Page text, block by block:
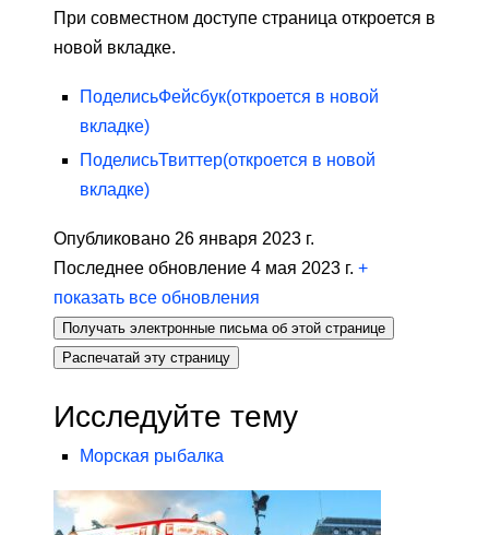
При совместном доступе страница откроется в
новой вкладке.
ПоделисьФейсбук(откроется в новой
вкладке)
ПоделисьТвиттер(откроется в новой
вкладке)
Опубликовано 26 января 2023 г.
Последнее обновление 4 мая 2023 г. +
показать все обновления
Получать электронные письма об этой странице
Распечатай эту страницу
Исследуйте тему
Морская рыбалка